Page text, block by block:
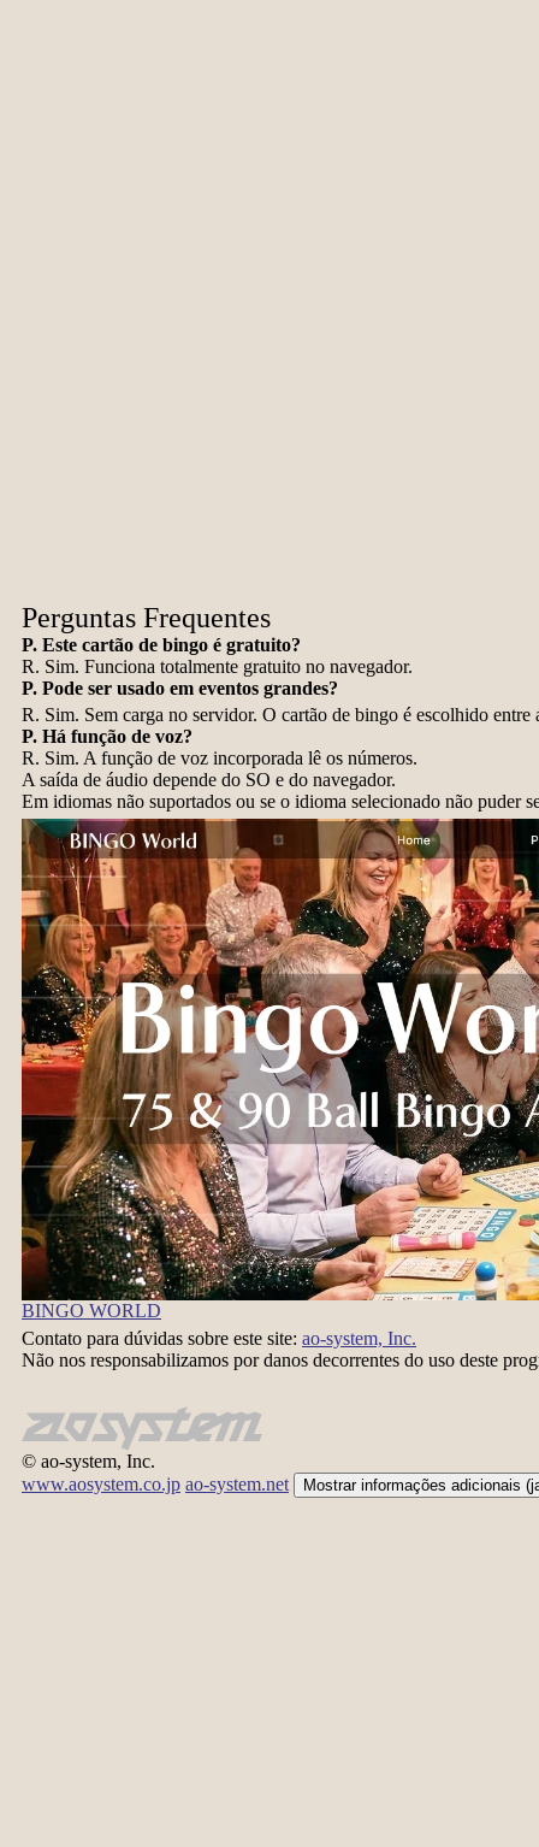
Perguntas Frequentes
P. Este cartão de bingo é gratuito?
R. Sim. Funciona totalmente gratuito no navegador.
P. Pode ser usado em eventos grandes?
R. Sim. Sem carga no servidor. O cartão de bingo é escolhido
P. Há função de voz?
R. Sim. A função de voz incorporada lê os números.
A saída de áudio depende do SO e do navegador.
Em idiomas não suportados ou se o idioma selecionado não puder
BINGO WORLD
Contato para dúvidas sobre este site: ao-system, Inc.
Não nos responsabilizamos por danos decorrentes do uso deste
© ao-system, Inc.
www.aosystem.co.jp ao-system.net Mostrar informações adicionais